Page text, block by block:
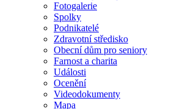
Fotogalerie
Spolky
Podnikatelé
Zdravotní středisko
Obecní dům pro seniory
Farnost a charita
Události
Ocenění
Videodokumenty
Mapa